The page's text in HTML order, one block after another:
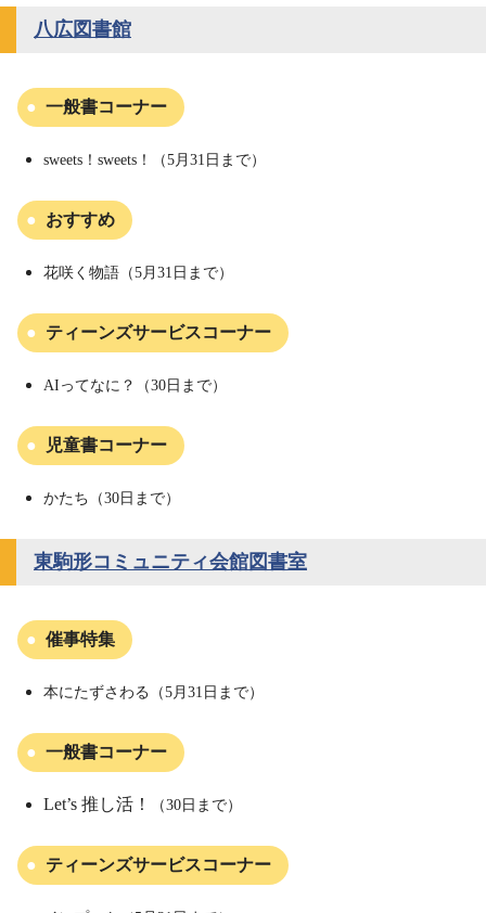
八広図書館
一般書コーナー
sweets！sweets！（5月31日まで）
おすすめ
花咲く物語（5月31日まで）
ティーンズサービスコーナー
AIってなに？（30日まで）
児童書コーナー
かたち（30日まで）
東駒形コミュニティ会館図書室
催事特集
本にたずさわる（5月31日まで）
一般書コーナー
Let’s 推し活！ （30日まで）
ティーンズサービスコーナー